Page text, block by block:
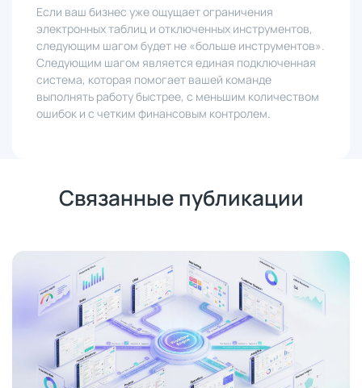
Если ваш бизнес уже ощущает ограничения
электронных таблиц и отключенных инструментов,
следующим шагом будет не «больше инструментов».
Следующим шагом является единая подключенная
система, которая помогает вашей команде
выполнять работу быстрее, с меньшим количеством
ошибок и с четким финансовым контролем.
Связанные публикации